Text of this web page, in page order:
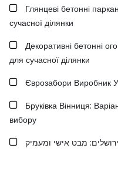
Глянцеві бетонні
сучасної ділянки
Декоративні бетонні
для сучасної ділянки
Єврозабори Виробник
Бруківка Вінниця:
вибору
מבט אישי ומעמיק